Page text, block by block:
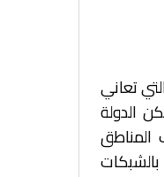
تعاني
الدولة
المناطق